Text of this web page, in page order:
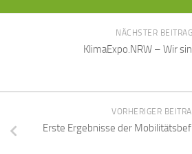
NÄCHSTER BEITRAG
KlimaExpo.NRW – Wir
VORHERIGER
Erste Ergebnisse der